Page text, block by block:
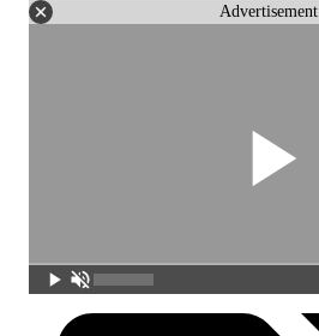
Advertisement